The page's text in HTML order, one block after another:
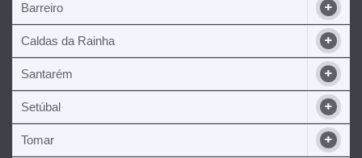
Barreiro
Caldas da Rainha
Santarém
Setúbal
Tomar